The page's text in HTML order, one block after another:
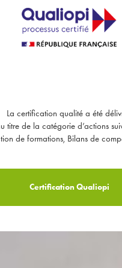
La certification qualité a été
titre de la catégorie d’actions
de formations, Bilans de
Certification Qualiopi